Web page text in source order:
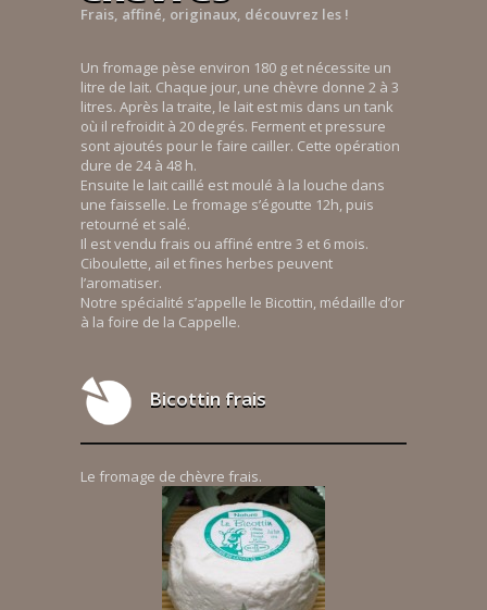
Frais, affiné, originaux, découvrez les !
Un fromage pèse environ 180 g et nécessite un
litre de lait. Chaque jour, une chèvre donne 2 à 3
litres. Après la traite, le lait est mis dans un tank
où il refroidit à 20 degrés. Ferment et pressure
sont ajoutés pour le faire cailler. Cette opération
dure de 24 à 48 h.
Ensuite le lait caillé est moulé à la louche dans
une faisselle. Le fromage s’égoutte 12h, puis
retourné et salé.
Il est vendu frais ou affiné entre 3 et 6 mois.
Ciboulette, ail et fines herbes peuvent
l’aromatiser.
Notre spécialité s’appelle le Bicottin, médaille d’or
à la foire de la Cappelle.
Bicottin frais
Le fromage de chèvre frais.